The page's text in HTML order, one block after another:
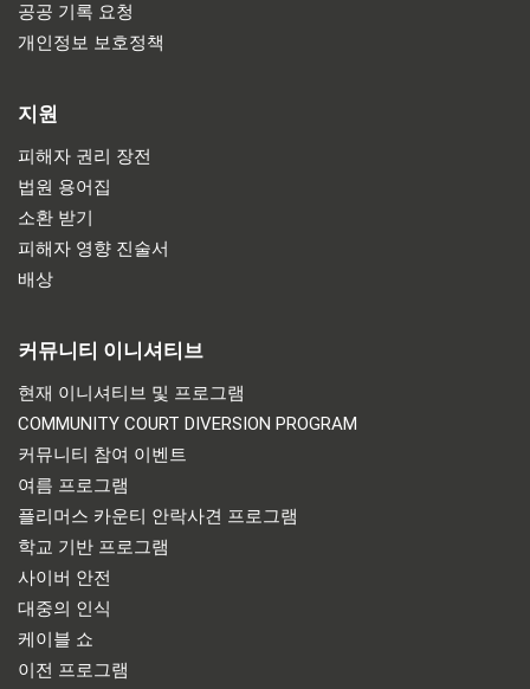
공공 기록 요청
개인정보 보호정책
지원
피해자 권리 장전
법원 용어집
소환 받기
피해자 영향 진술서
배상
커뮤니티 이니셔티브
현재 이니셔티브 및 프로그램
COMMUNITY COURT DIVERSION PROGRAM
커뮤니티 참여 이벤트
여름 프로그램
플리머스 카운티 안락사견 프로그램
학교 기반 프로그램
사이버 안전
대중의 인식
케이블 쇼
이전 프로그램